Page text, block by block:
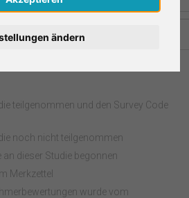
ändern
anderen Regionen
teilgenommen und den Survey Code
noch nicht teilgenommen
an dieser Studie begonnen
Merkzettel
wurde vom